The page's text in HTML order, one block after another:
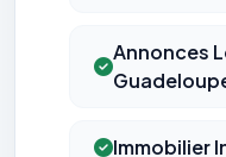
Annonces
Immobilier